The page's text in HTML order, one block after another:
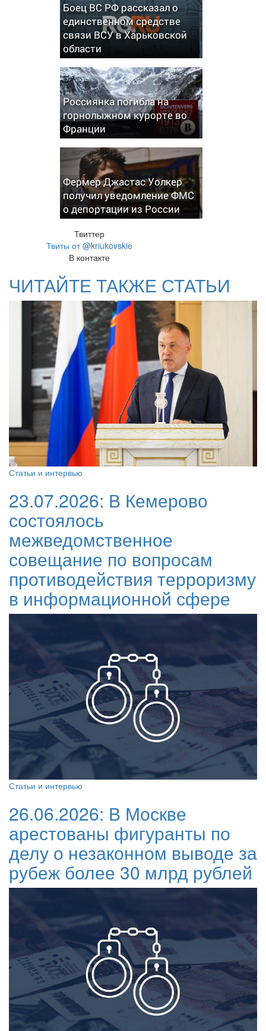
Боец ВС РФ рассказал о
единственном средстве
связи ВСУ в Харьковской
области
Россиянка погибла на
горнолыжном курорте во
Франции
Фермер Джастас Уолкер
получил уведомление ФМС
о депортации из России
Твиттер
Твиты от @kriukovskie
В контакте
ЧИТАЙТЕ ТАКЖЕ СТАТЬИ
Статьи и интервью
23.07.2026: В Кемерово
состоялось
межведомственное
совещание по вопросам
противодействия терроризму
в информационной сфере
Статьи и интервью
26.06.2026: В Москве
арестованы фигуранты по
делу о незаконном выводе за
рубеж более 30 млрд рублей